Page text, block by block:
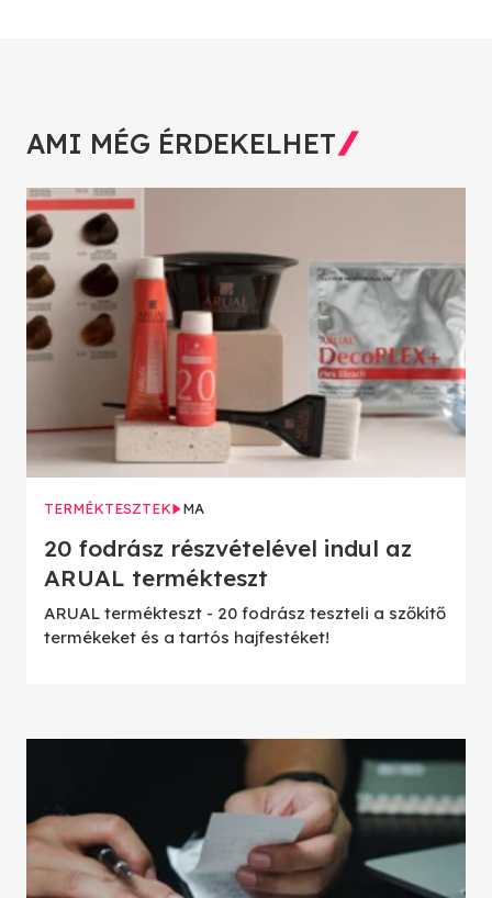
AMI MÉG ÉRDEKELHET
TERMÉKTESZTEK MA
20 fodrász részvételével indul az
ARUAL termékteszt
ARUAL termékteszt - 20 fodrász teszteli a szőkítő
termékeket és a tartós hajfestéket!